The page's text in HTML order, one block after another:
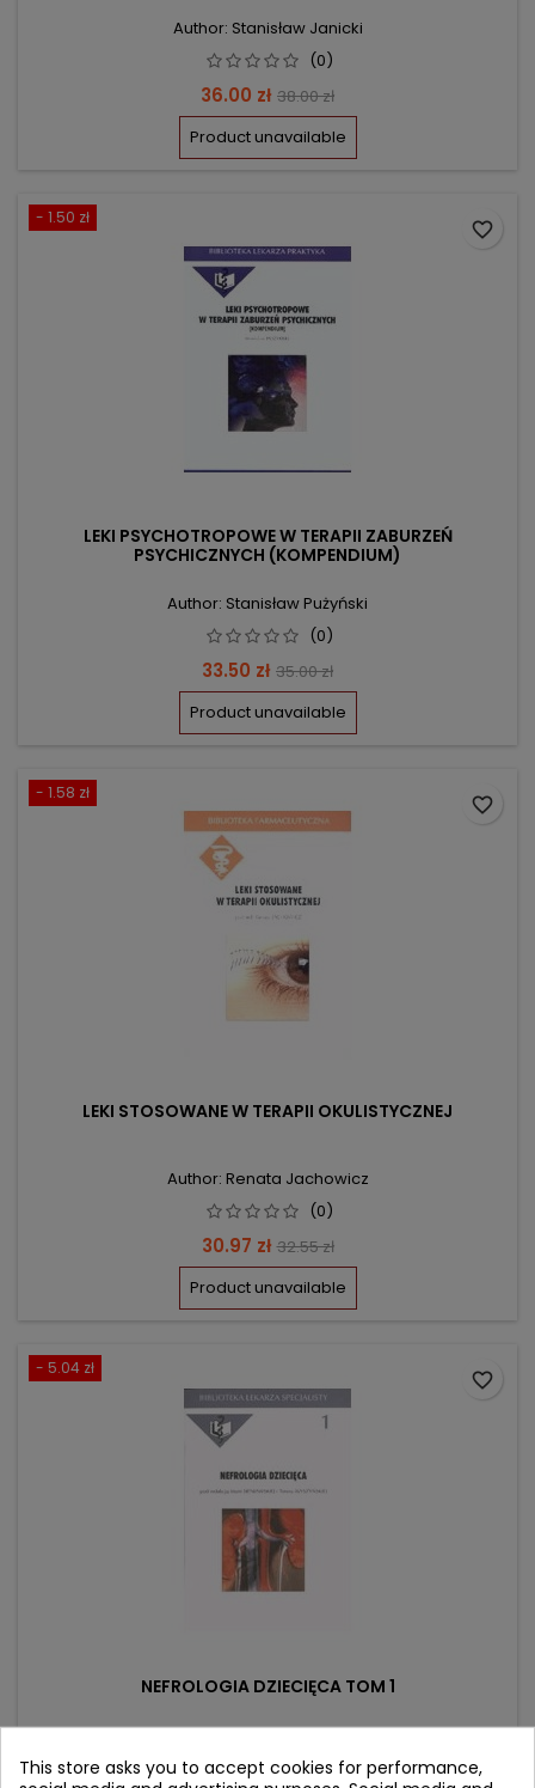
Author: Stanisław Janicki
(0)
Price
36.00 zł Regular
price
38.00 zł
Product unavailable
- 1.50 zł
LEKI PSYCHOTROPOWE W TERAPII ZABURZEŃ
PSYCHICZNYCH (KOMPENDIUM)
Author: Stanisław Pużyński
(0)
Price
33.50 zł Regular
price
35.00 zł
Product unavailable
favorite_border
- 1.58 zł
LEKI STOSOWANE W TERAPII OKULISTYCZNEJ
Author: Renata Jachowicz
(0)
Price
30.97 zł Regular
price
32.55 zł
Product unavailable
favorite_border
- 5.04 zł
NEFROLOGIA DZIECIĘCA TOM 1
favorite_border
This store asks you to accept cookies for performance,